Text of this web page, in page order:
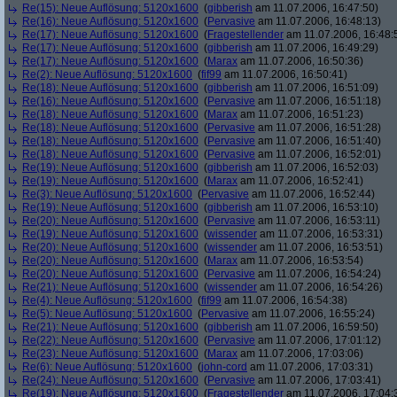
Re(15): Neue Auflösung: 5120x1600 (gibberish am 11.07.2006, 16:47:50)
Re(16): Neue Auflösung: 5120x1600 (Pervasive am 11.07.2006, 16:48:13)
Re(17): Neue Auflösung: 5120x1600 (Fragestellender am 11.07.2006,
Re(17): Neue Auflösung: 5120x1600 (gibberish am 11.07.2006, 16:49:29)
Re(17): Neue Auflösung: 5120x1600 (Marax am 11.07.2006, 16:50:36)
Re(2): Neue Auflösung: 5120x1600 (fif99 am 11.07.2006, 16:50:41)
Re(18): Neue Auflösung: 5120x1600 (gibberish am 11.07.2006, 16:51:09)
Re(16): Neue Auflösung: 5120x1600 (Pervasive am 11.07.2006, 16:51:18)
Re(18): Neue Auflösung: 5120x1600 (Marax am 11.07.2006, 16:51:23)
Re(18): Neue Auflösung: 5120x1600 (Pervasive am 11.07.2006, 16:51:28)
Re(18): Neue Auflösung: 5120x1600 (Pervasive am 11.07.2006, 16:51:40)
Re(18): Neue Auflösung: 5120x1600 (Pervasive am 11.07.2006, 16:52:01)
Re(19): Neue Auflösung: 5120x1600 (gibberish am 11.07.2006, 16:52:03)
Re(19): Neue Auflösung: 5120x1600 (Marax am 11.07.2006, 16:52:41)
Re(3): Neue Auflösung: 5120x1600 (Pervasive am 11.07.2006, 16:52:44)
Re(19): Neue Auflösung: 5120x1600 (gibberish am 11.07.2006, 16:53:10)
Re(20): Neue Auflösung: 5120x1600 (Pervasive am 11.07.2006, 16:53:11)
Re(19): Neue Auflösung: 5120x1600 (wissender am 11.07.2006, 16:53:31)
Re(20): Neue Auflösung: 5120x1600 (wissender am 11.07.2006, 16:53:51)
Re(20): Neue Auflösung: 5120x1600 (Marax am 11.07.2006, 16:53:54)
Re(20): Neue Auflösung: 5120x1600 (Pervasive am 11.07.2006, 16:54:24)
Re(21): Neue Auflösung: 5120x1600 (wissender am 11.07.2006, 16:54:26)
Re(4): Neue Auflösung: 5120x1600 (fif99 am 11.07.2006, 16:54:38)
Re(5): Neue Auflösung: 5120x1600 (Pervasive am 11.07.2006, 16:55:24)
Re(21): Neue Auflösung: 5120x1600 (gibberish am 11.07.2006, 16:59:50)
Re(22): Neue Auflösung: 5120x1600 (Pervasive am 11.07.2006, 17:01:12)
Re(23): Neue Auflösung: 5120x1600 (Marax am 11.07.2006, 17:03:06)
Re(6): Neue Auflösung: 5120x1600 (john-cord am 11.07.2006, 17:03:31)
Re(24): Neue Auflösung: 5120x1600 (Pervasive am 11.07.2006, 17:03:41)
Re(19): Neue Auflösung: 5120x1600 (Fragestellender am 11.07.2006,